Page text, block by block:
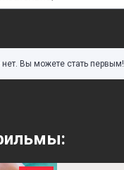
Вы можете стать первым!